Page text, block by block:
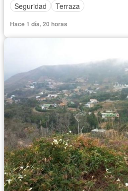
Seguridad
Terraza
Hace 1 día, 20 horas